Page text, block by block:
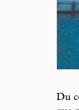
Du